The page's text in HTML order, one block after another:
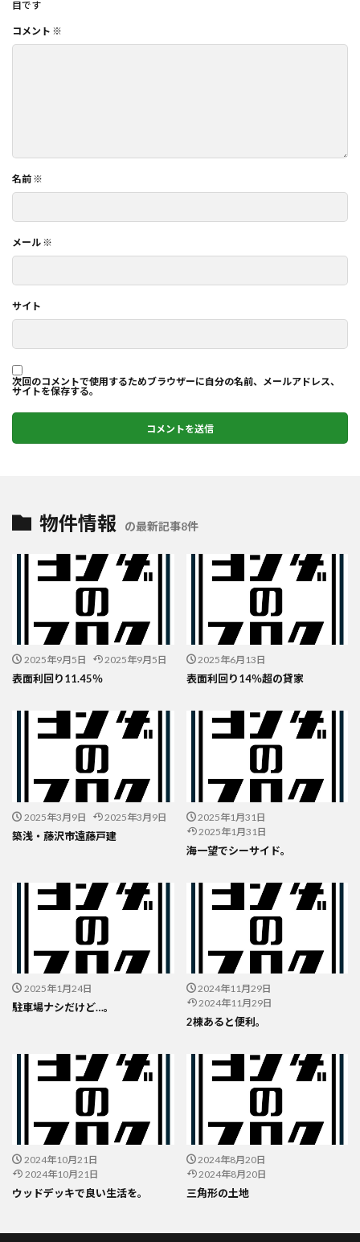
目です
コメント ※
名前 ※
メール ※
サイト
次回のコメントで使用するためブラウザーに自分の名前、メールアドレス、
サイトを保存する。
物件情報 の最新記事8件
2025年9月5日 2025年9月5日
表面利回り11.45％
2025年6月13日
表面利回り14％超の貸家
2025年3月9日 2025年3月9日
築浅・藤沢市遠藤戸建
2025年1月31日
2025年1月31日
海一望でシーサイド。
2025年1月24日
駐車場ナシだけど…。
2024年11月29日
2024年11月29日
2棟あると便利。
2024年10月21日
2024年10月21日
ウッドデッキで良い生活を。
2024年8月20日
2024年8月20日
三角形の土地